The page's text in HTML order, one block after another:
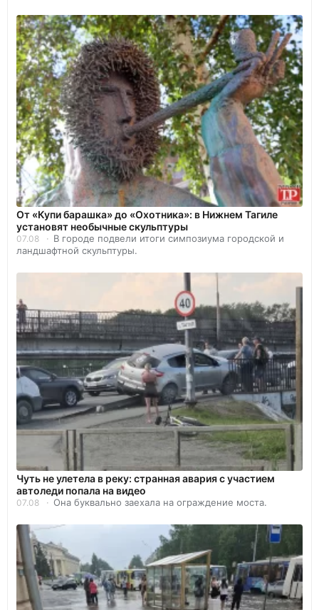
От «Купи барашка» до «Охотника»: в Нижнем Тагиле
установят необычные скульптуры
07.08
В городе подвели итоги симпозиума городской и
ландшафтной скульптуры.
Чуть не улетела в реку: странная авария с участием
автоледи попала на видео
07.08 Она буквально заехала на ограждение моста.